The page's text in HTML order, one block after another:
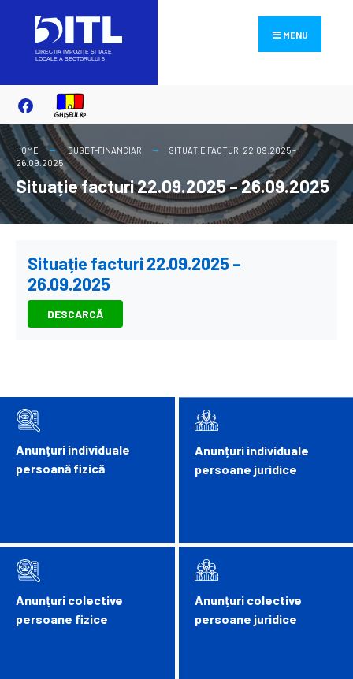
content
MENU
HOME BUGET-FINANCIAR
SITUAȚIE FACTURI 22.09.2025 –
26.09.2025
Situație facturi 22.09.2025 – 26.09.2025
Situație facturi 22.09.2025 –
26.09.2025
DESCARCĂ
Anunțuri individuale
persoană fizică
Anunțuri colective
persoane fizice
Anunțuri individuale
persoane juridice
Anunțuri colective
persoane juridice
for: